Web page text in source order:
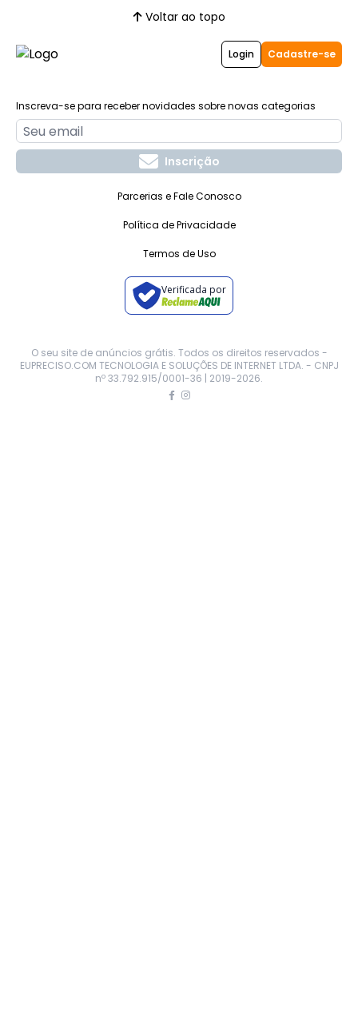
Voltar ao topo
Login Cadastre-se
Inscreva-se para receber novidades sobre novas categorias
Inscrição
Parcerias e Fale Conosco
Política de Privacidade
Termos de Uso
Verificada por
O seu site de anúncios grátis. Todos os direitos reservados -
EUPRECISO.COM TECNOLOGIA E SOLUÇÕES DE INTERNET LTDA. - CNPJ
nº 33.792.915/0001-36 | 2019-2026.